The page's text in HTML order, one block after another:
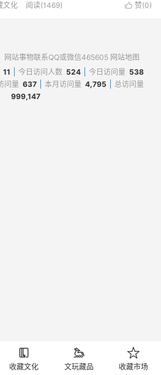
 赞(0)
文化 阅读(1469)
网站事物联系QQ或微信465605 网站地图
11 今日访问人数 524 今日访问量 538
问量 637 本月访问量 4,795
总访问量
999,147

收藏文化

文玩藏品

收藏市场